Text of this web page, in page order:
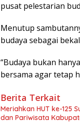
pusat pelestarian
Menutup
budaya sebagai
“Budaya bukan
bersama agar tetap
Berita Terkait
Meriahkan HUT ke-125
dan Pariwisata